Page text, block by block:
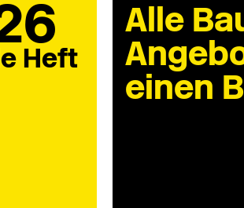
Heft
Alle
einen